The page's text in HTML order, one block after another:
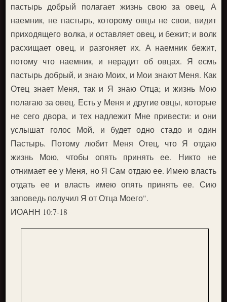
пастырь добрый полагает жизнь свою за овец. А
наемник, не пастырь, которому овцы не свои, видит
приходящего волка, и оставляет овец, и бежит; и волк
расхищает овец, и разгоняет их. А наемник бежит,
потому что наемник, и нерадит об овцах. Я есмь
пастырь добрый, и знаю Моих, и Мои знают Меня. Как
Отец знает Меня, так и Я знаю Отца; и жизнь Мою
полагаю за овец. Есть у Меня и другие овцы, которые
не сего двора, и тех надлежит Мне привести: и они
услышат голос Мой, и будет одно стадо и один
Пастырь. Потому любит Меня Отец, что Я отдаю
жизнь Мою, чтобы опять принять ее. Никто не
отнимает ее у Меня, но Я Сам отдаю ее. Имею власть
отдать ее и власть имею опять принять ее. Сию
заповедь получил Я от Отца Моего".
ИОАНН 10:7-18